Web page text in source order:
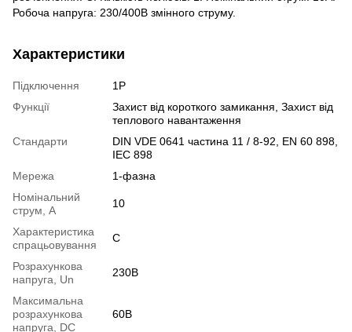
Робоча напруга: 230/400В змінного струму.
Характеристики
Підключення
1P
Функції
Захист від короткого замикання, Захист від
теплового навантаження
Стандарти
DIN VDE 0641 частина 11 / 8-92, EN 60 898,
IEC 898
Мережа
1-фазна
Номінальний
струм, А
10
Характеристика
спрацьовування
C
Розрахункова
напруга, Un
230В
Максимальна
розрахункова
напруга, DC
60В